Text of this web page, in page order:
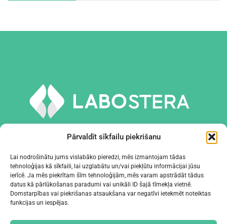
Pārvaldīt sīkfailu piekrišanu
Lai nodrošinātu jums vislabāko pieredzi, mēs izmantojam tādas
tehnoloģijas kā sīkfaili, lai uzglabātu un/vai piekļūtu informācijai jūsu
ierīcē. Ja mēs piekrītam šīm tehnoloģijām, mēs varam apstrādāt tādus
datus kā pārlūkošanas paradumi vai unikāli ID šajā tīmekļa vietnē.
Domstarpības vai piekrišanas atsaukšana var negatīvi ietekmēt noteiktas
funkcijas un iespējas.
INSTRUMENTI UN APRĪKOJUMS
UZŅĒMUMS